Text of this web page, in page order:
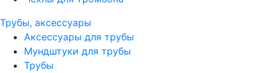
Трубы, аксессуары
Аксессуары для трубы
Мундштуки для трубы
Трубы